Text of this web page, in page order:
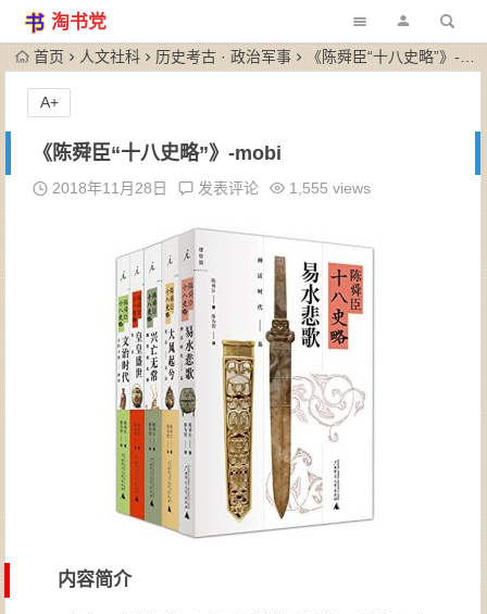
淘书党
首页 人文社科 历史考古 · 政治军事 《陈舜臣“十八史略”》-mobi
《陈舜臣“十八史略”》-mobi
2018年11月28日 发表评论 1,555 views
内容简介
A+